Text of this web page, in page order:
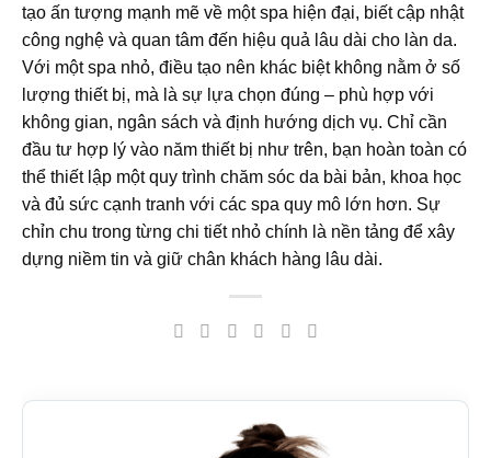
tạo ấn tượng mạnh mẽ về một spa hiện đại, biết cập nhật
công nghệ và quan tâm đến hiệu quả lâu dài cho làn da.
Với một spa nhỏ, điều tạo nên khác biệt không nằm ở số
lượng thiết bị, mà là sự lựa chọn đúng – phù hợp với
không gian, ngân sách và định hướng dịch vụ. Chỉ cần
đầu tư hợp lý vào năm thiết bị như trên, bạn hoàn toàn có
thể thiết lập một quy trình chăm sóc da bài bản, khoa học
và đủ sức cạnh tranh với các spa quy mô lớn hơn. Sự
chỉn chu trong từng chi tiết nhỏ chính là nền tảng để xây
dựng niềm tin và giữ chân khách hàng lâu dài.